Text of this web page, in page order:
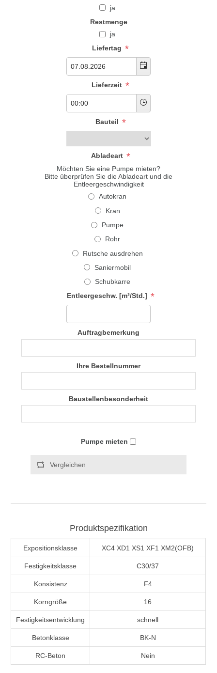
ja
Restmenge
ja
Liefertag *
Lieferzeit *
Bauteil *
Abladeart *
Möchten Sie eine Pumpe mieten?
Bitte überprüfen Sie die Abladeart und die
Entleergeschwindigkeit
Autokran
Kran
Pumpe
Rohr
Rutsche ausdrehen
Saniermobil
Schubkarre
Entleergeschw. [m³/Std.] *
Auftragbemerkung
Ihre Bestellnummer
Baustellenbesonderheit
Pumpe mieten
Vergleichen
Produktspezifikation
Expositionsklasse XC4 XD1 XS1 XF1 XM2(OFB)
Festigkeitsklasse C30/37
Konsistenz F4
Korngröße 16
Festigkeitsentwicklung schnell
Betonklasse BK-N
RC-Beton Nein